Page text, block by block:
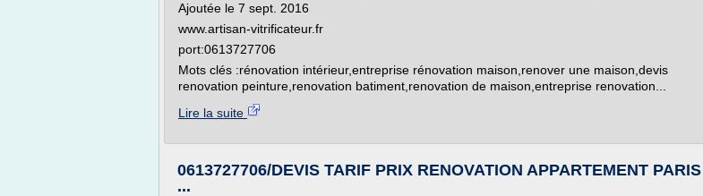
Ajoutée le 7 sept. 2016
www.artisan-vitrificateur.fr
port:0613727706
Mots clés :rénovation intérieur,entreprise rénovation maison,renover une maison,devis
renovation peinture,renovation batiment,renovation de maison,entreprise renovation...
Lire la suite
0613727706/DEVIS TARIF PRIX RENOVATION APPARTEMENT PARIS
...